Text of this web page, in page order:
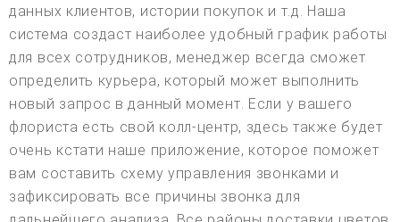
данных клиентов, истории покупок и т.д. Наша
система создаст наиболее удобный график работы
для всех сотрудников, менеджер всегда сможет
определить курьера, который может выполнить
новый запрос в данный момент. Если у вашего
флориста есть свой колл-центр, здесь также будет
очень кстати наше приложение, которое поможет
вам составить схему управления звонками и
зафиксировать все причины звонка для